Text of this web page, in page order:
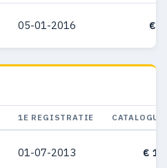
05-01-2016 €
1E REGISTRATIE
01-07-2013 €